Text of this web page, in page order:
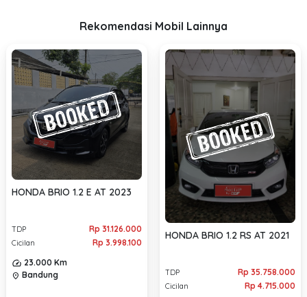
Rekomendasi Mobil Lainnya
HONDA BRIO 1.2 E AT 2023
TDP Rp 31.126.000
Cicilan
Rp 3.998.100
23.000 Km
location_on Bandung
HONDA BRIO 1.2 RS AT 2021
TDP Rp 35.758.000
Cicilan
Rp 4.715.000